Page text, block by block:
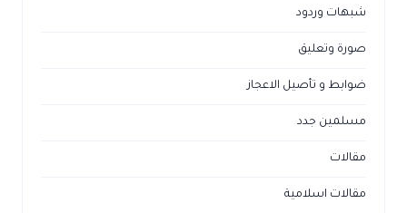
شبهات وردود
صورة وتعليق
ضوابط و تأصيل الاعجاز
مسلمين جدد
مقالات
مقالات اسلامية